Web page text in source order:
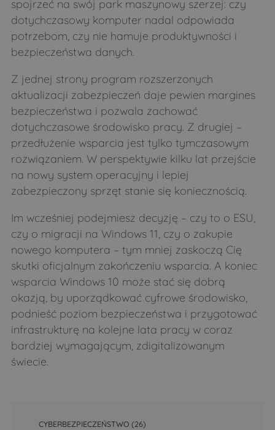
spojrzeć na swój park maszynowy szerzej: czy
dotychczasowy komputer nadal odpowiada
potrzebom, czy nie hamuje produktywności i
bezpieczeństwa danych.
Z jednej strony program rozszerzonych
aktualizacji zabezpieczeń daje pewien margines
bezpieczeństwa i pozwala zachować
dotychczasowe środowisko pracy. Z drugiej –
przedłużenie wsparcia jest tylko tymczasowym
rozwiązaniem. W perspektywie kilku lat przejście
na nowy system operacyjny i lepiej
zabezpieczony sprzęt stanie się koniecznością.
Im wcześniej podejmiesz decyzję – czy to o ESU,
czy o migracji na Windows 11, czy o zakupie
nowego komputera – tym mniej zaskoczą Cię
skutki oficjalnym zakończeniu wsparcia. A koniec
wsparcia Windows 10 może stać się dobrą
okazją, by uporządkować cyfrowe środowisko,
podnieść poziom bezpieczeństwa i przygotować
infrastrukturę na kolejne lata pracy w coraz
bardziej wymagającym, zdigitalizowanym
świecie.
CYBERBEZPIECZEŃSTWO (26)